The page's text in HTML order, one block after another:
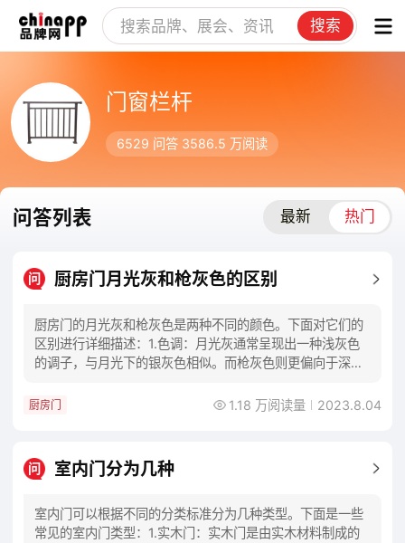
搜索
门窗栏杆
6529 问答 3586.5 万阅读
问答列表 最新 热门
问 厨房门月光灰和枪灰色的区别
厨房门的月光灰和枪灰色是两种不同的颜色。下面对它们的
区别进行详细描述：1.色调：月光灰通常呈现出一种浅灰色
的调子，与月光下的银灰色相似。而枪灰色则更偏向于深灰
厨房门 1.18 万阅读量 2023.8.04
问 室内门分为几种
室内门可以根据不同的分类标准分为几种类型。下面是一些
常见的室内门类型：1.实木门：实木门是由实木材料制成的